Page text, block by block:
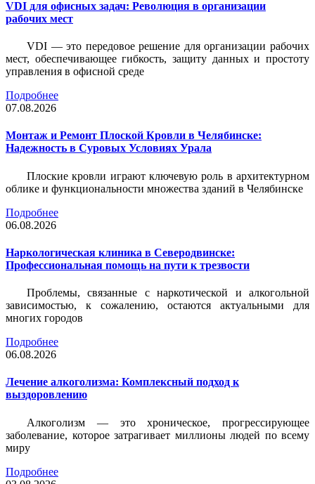
VDI для офисных задач: Революция в организации
рабочих мест
VDI — это передовое решение для организации рабочих
мест, обеспечивающее гибкость, защиту данных и простоту
управления в офисной среде
Подробнее
07.08.2026
Монтаж и Ремонт Плоской Кровли в Челябинске:
Надежность в Суровых Условиях Урала
Плоские кровли играют ключевую роль в архитектурном
облике и функциональности множества зданий в Челябинске
Подробнее
06.08.2026
Наркологическая клиника в Северодвинске:
Профессиональная помощь на пути к трезвости
Проблемы, связанные с наркотической и алкогольной
зависимостью, к сожалению, остаются актуальными для
многих городов
Подробнее
06.08.2026
Лечение алкоголизма: Комплексный подход к
выздоровлению
Алкоголизм — это хроническое, прогрессирующее
заболевание, которое затрагивает миллионы людей по всему
миру
Подробнее